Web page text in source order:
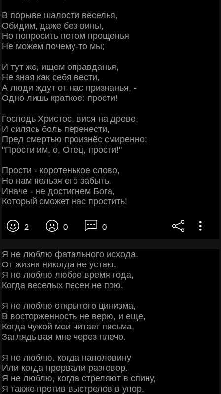
В порыве шалости веселья,
Обидим, даже без вины,
Но попросить потом прощенья
Не можем почему-то мы;
И тут же, ищем оправданья,
Не зная как себя вести,
А люди ждут от нас признанья, -
Одно лишь краткое: прости!
Господь Христос, вися на древе,
И силясь боль перенести,
Пред смертью произнёс смиренно:
"Прости им, о, Отец, прости!"
Прости - коротенькое слово,
Но нам нельзя его забыть,
Иначе - не достигнем Бога,
Который сможет нас простить!
2 0 0
Я не люблю фатального исхода.
От жизни никогда не устаю.
Я не люблю любое время года,
Когда веселых песен не пою.
Я не люблю открытого цинизма,
В восторженность не верю, и еще,
Когда чужой мои читает письма,
Заглядывая мне через плечо.
Я не люблю, когда наполовину
Или когда прервали разговор.
Я не люблю, когда стреляют в спину,
Я также против выстрелов в упор.